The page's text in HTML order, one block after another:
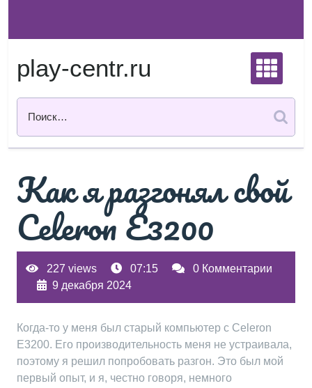
содержимому
play-centr.ru
Как я разгонял свой
Celeron E3200
227 views 07:15
0 Комментарии
9 декабря 2024
Когда-то у меня был старый компьютер с Celeron
E3200. Его производительность меня не устраивала,
поэтому я решил попробовать разгон. Это был мой
первый опыт, и я, честно говоря, немного